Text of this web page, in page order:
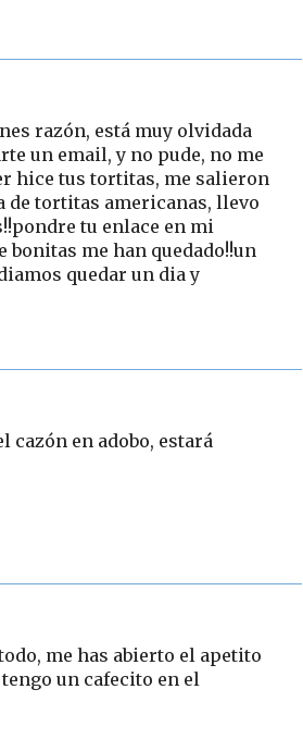
razón, está muy olvidada
un email, y no pude, no me
hice tus tortitas, me salieron
de tortitas americanas, llevo
tu enlace en mi
bonitas me han quedado!!un
quedar un dia y
cazón en adobo, estará
me has abierto el apetito
un cafecito en el